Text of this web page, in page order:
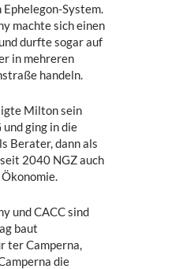
System.
machte sich einen
durfte sogar auf
in mehreren
handeln.
Milton sein
und ging in die
Berater, dann als
2040 NGZ auch
und CACC sind
baut
ter Camperna,
die